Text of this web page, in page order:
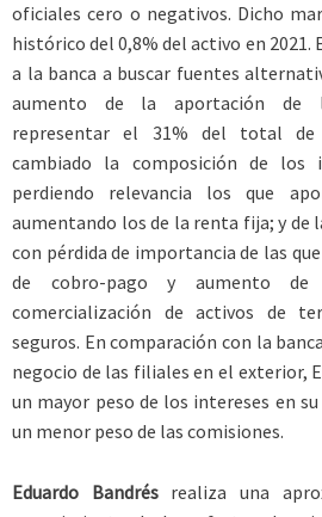
oficiales cero o negativos. Dicho
histórico del 0,8% del activo en 2021.
a la banca a buscar fuentes
aumento de la aportación de
representar el 31% del total de
cambiado la composición de los
perdiendo relevancia los que
aumentando los de la renta fija; y de
con pérdida de importancia de las
de cobro-pago y aumento
comercialización de activos de
seguros. En comparación con la
negocio de las filiales en el exterior,
un mayor peso de los intereses en
un menor peso de las comisiones.
Eduardo Bandrésrealiza una